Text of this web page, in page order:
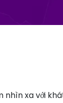
nhìn xa với